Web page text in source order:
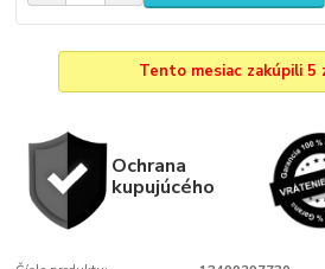
Tento mesiac zakúpili 5
Ochrana
kupujúcého